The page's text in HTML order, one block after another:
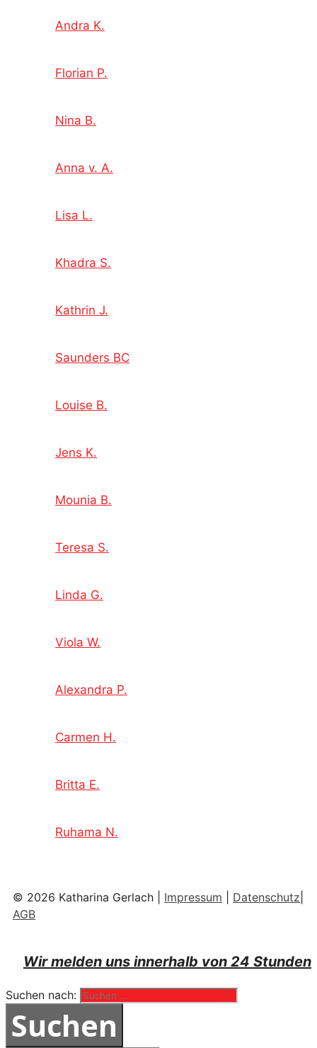
Andra K.
Florian P.
Nina B.
Anna v. A.
Lisa L.
Khadra S.
Kathrin J.
Saunders BC
Louise B.
Jens K.
Mounia B.
Teresa S.
Linda G.
Viola W.
Alexandra P.
Carmen H.
Britta E.
Ruhama N.
© 2026 Katharina Gerlach | Impressum Datenschutz
AGB
Wir melden uns innerhalb von 24 Stunden
Suchen nach: